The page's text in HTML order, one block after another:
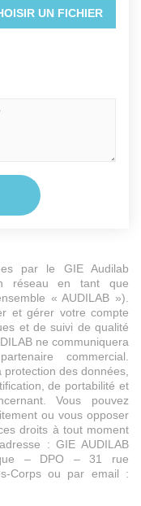
UN FICHIER
par le GIE Audilab
réseau en tant que
« AUDILAB »).
et gérer votre compte
et de suivi de qualité
ne communiquera
commercial.
des données,
de portabilité et
Vous pouvez
ou vous opposer
droits à tout moment
: GIE AUDILAB
– DPO – 31 rue
Corps ou par email :